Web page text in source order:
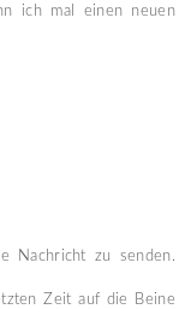
ich mal einen neuen
Nachricht zu senden.
Zeit auf die Beine